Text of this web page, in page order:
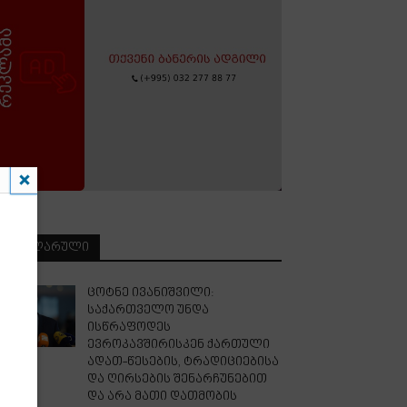
ᲞᲝᲞᲣᲚᲐᲠᲣᲚᲘ
ცოტნე ივანიშვილი:
საქართველო უნდა
ისწრაფოდეს
ევროკავშირისკენ ქართული
ადათ-წესების, ტრადიციებისა
და ღირსების შენარჩუნებით
და არა მათი დათმობის